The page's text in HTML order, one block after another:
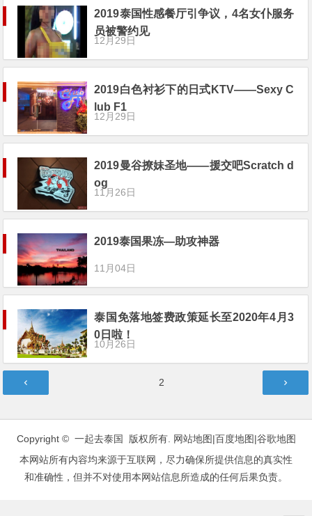
2019泰国性感餐厅引争议，4名女仆服务
员被警约见
12月29日
2019白色衬衫下的日式KTV——Sexy C
lub F1
12月29日
2019曼谷撩妹圣地——援交吧Scratch d
og
11月26日
2019泰国果冻—助攻神器
11月04日
泰国免落地签费政策延长至2020年4月3
0日啦！
10月26日
章
2
Copyright © 一起去泰国 版权所有. 网站地图|百度地图|谷歌地图
本网站所有内容均来源于互联网，尽力确保所提供信息的真实性
和准确性，但并不对使用本网站信息所造成的任何后果负责。